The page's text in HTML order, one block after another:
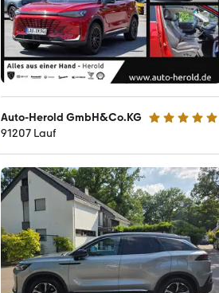
Auto-Herold GmbH&Co.KG 5 Sterne
91207 Lauf